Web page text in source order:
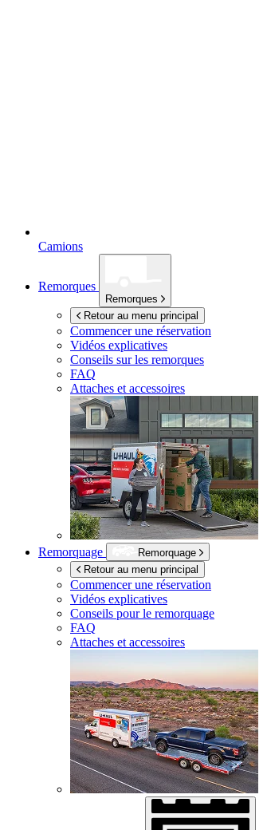
Camions
Remorques
Remorques
Retour au menu principal
Commencer une réservation
Vidéos explicatives
Conseils sur les remorques
FAQ
Attaches et accessoires
Remorquage
Remorquage
Retour au menu principal
Commencer une réservation
Vidéos explicatives
Conseils pour le remorquage
FAQ
Attaches et accessoires